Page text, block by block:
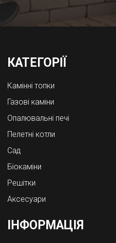
КАТЕГОРІЇ
Камінні топки
Газові каміни
Опалювальні печі
Пелетні котли
Cад
Біокаміни
Решітки
Аксесуари
ІНФОРМАЦІЯ